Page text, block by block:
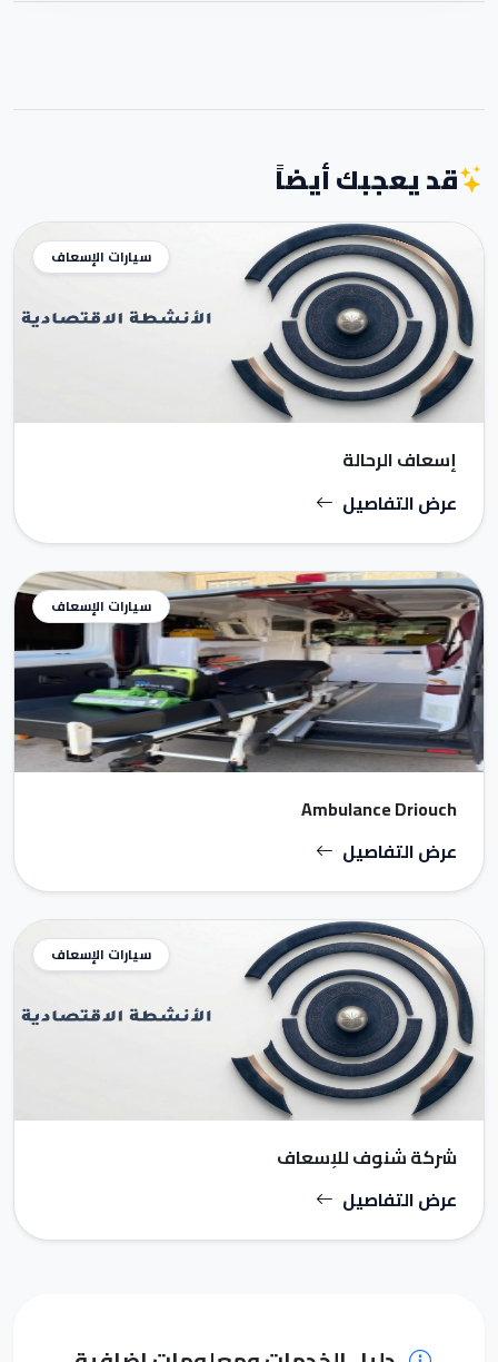
قد يعجبك أيضاً
سيارات الإسعاف
إسعاف الرحالة
عرض التفاصيل
سيارات الإسعاف
Ambulance Driouch
عرض التفاصيل
سيارات الإسعاف
شركة شنوف للإسعاف
عرض التفاصيل